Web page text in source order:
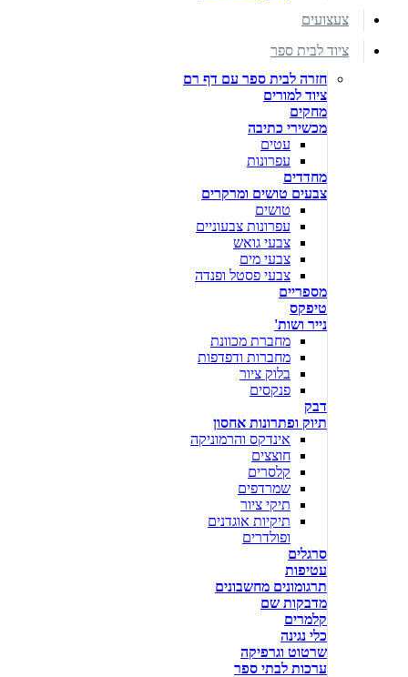
צעצועים
ציוד לבית ספר
חזרה לבית ספר עם דף רם
ציוד למורים
מחקים
מכשירי כתיבה
עטים
עפרונות
מחדדים
צבעים טושים ומרקרים
טושים
עפרונות צבעוניים
צבעי גואש
צבעי מים
צבעי פסטל ופנדה
מספריים
טיפקס
נייר ושות'
מחברת מכוונת
מחברות ודפדפות
בלוק ציור
פנקסים
דבק
תיוק ופתרונות אחסון
אינדקס והרמוניקה
חוצצים
קלסרים
שמרדפים
תיקי ציור
תיקיות אוגדנים
ופולדרים
סרגלים
עטיפות
תרגומונים מחשבונים
מדבקות שם
קלמרים
כלי נגינה
שרטוט וגרפיקה
ערכות לבתי ספר